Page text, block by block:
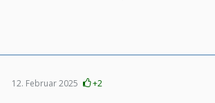
12. Februar 2025 +2